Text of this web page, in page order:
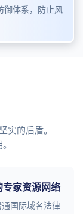
御体系，防止风
实的后盾。
专家资源网络
国际域名法律